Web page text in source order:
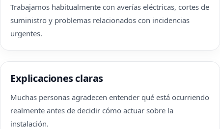
Trabajamos habitualmente con averías eléctricas, cortes de
suministro y problemas relacionados con incidencias
urgentes.
Explicaciones claras
Muchas personas agradecen entender qué está ocurriendo
realmente antes de decidir cómo actuar sobre la
instalación.